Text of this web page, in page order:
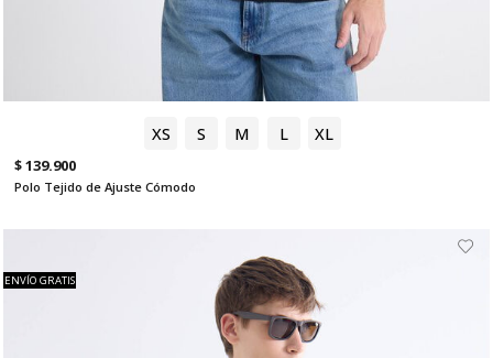
XS S M L XL
$ 139.900
Polo Tejido de Ajuste Cómodo
ENVÍO GRATIS